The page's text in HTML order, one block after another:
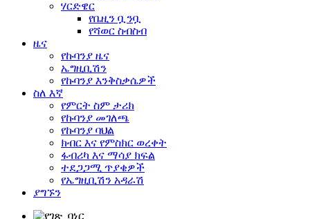
ሃርድዌር
የቤዚን ቧንቧ
የሻወር ስብስብ
ዜና
የኩባንያ ዜና
ኤግዚቢሽን
የኩባንያ እንቅስቃሴዎች
ስለ እኛ
የምርት ስም ታሪክ
የኩባንያ መገለጫ
የኩባንያ ባህል
ክብር እና የምስክር ወረቀት
ፋብሪካ እና ማሳያ ክፍል
ተደጋጋሚ ጥያቄዎች
የኤግዚቢሽን አዳራሽ
ያግኙን